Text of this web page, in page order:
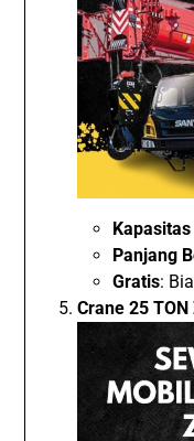
Panjang
Gratis:
Crane 25